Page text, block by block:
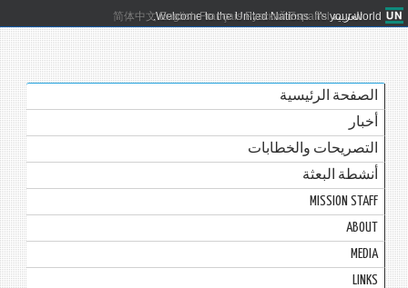
Welcome to the United Nations. It's your world.
العربية 简体中文 English Français Русский Español
الصفحة الرئيسية
أخبار
التصريحات والخطابات
أنشطة البعثة
MISSION STAFF
ABOUT
MEDIA
LINKS